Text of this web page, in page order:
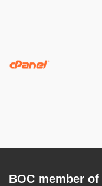
BOC member of